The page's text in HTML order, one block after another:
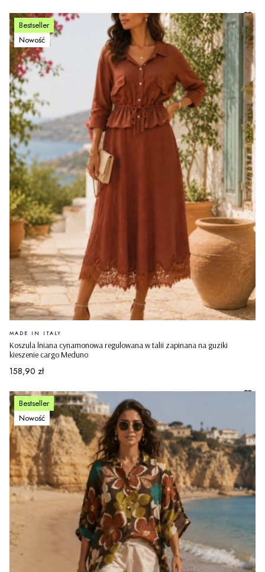
Bestseller
Nowość
Koszula lniana cynamonowa regulowana w talii zapinana na guziki
kieszenie cargo Meduno
PRODUCENT
MADE IN ITALY
Cena
158,90 zł
Bestseller
Nowość